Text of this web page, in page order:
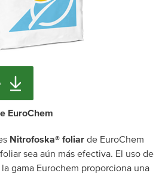
EuroChem
Nitrofoska® foliar de EuroChem
sea aún más efectiva. El uso de
gama Eurochem proporciona una